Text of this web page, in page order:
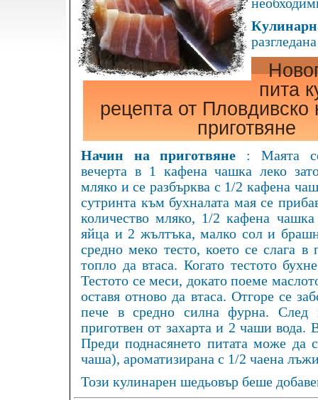
пита
рецепта от Пловдивско
приготвяне
Начин на приготвяне : Маята
вечерта в 1 кафена чашка леко
мляко и се разбърква с 1/2 кафена
сутринта към бухналата мая се
количество мляко, 1/2 кафена
яйца и 2 жълтъка, малко сол и
средно меко тесто, което се слага
топло да втаса. Когато тестото
Тестото се меси, докато поеме
оставя отново да втаса. Отгоре се
пече в средно силна фурна. След
приготвен от захарта и 2 чаши вода.
Преди поднасянето питата може да
чаша), ароматизирана с 1/2 чаена
Този кулинарен шедьовър беше